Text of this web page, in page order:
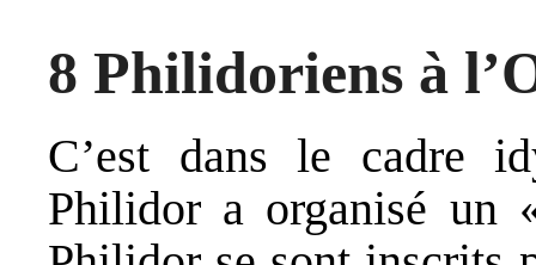
8 Philidoriens à
C’est dans le cadre
Philidor a organisé un